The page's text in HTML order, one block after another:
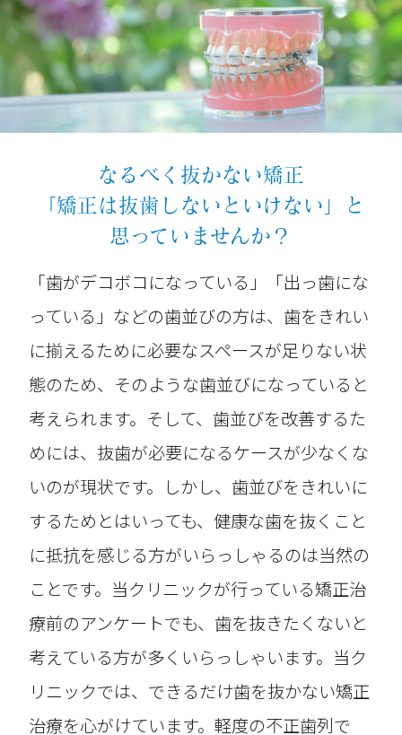
なるべく抜かない矯正
「矯正は抜歯しないといけない」と
思っていませんか？
「歯がデコボコになっている」「出っ歯にな
っている」などの歯並びの方は、歯をきれい
に揃えるために必要なスペースが足りない状
態のため、そのような歯並びになっていると
考えられます。そして、歯並びを改善するた
めには、抜歯が必要になるケースが少なくな
いのが現状です。しかし、歯並びをきれいに
するためとはいっても、健康な歯を抜くこと
に抵抗を感じる方がいらっしゃるのは当然の
ことです。当クリニックが行っている矯正治
療前のアンケートでも、歯を抜きたくないと
考えている方が多くいらっしゃいます。当ク
リニックでは、できるだけ歯を抜かない矯正
治療を心がけています。軽度の不正歯列で